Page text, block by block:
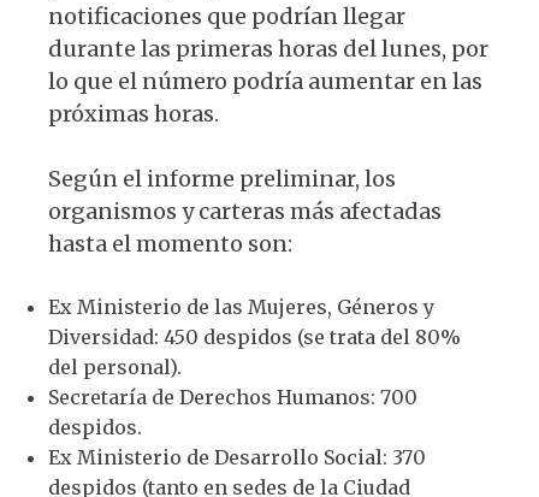
notificaciones que podrían llegar
durante las primeras horas del lunes, por
lo que el número podría aumentar en las
próximas horas.
Según el informe preliminar, los
organismos y carteras más afectadas
hasta el momento son:
Ex Ministerio de las Mujeres, Géneros y
Diversidad: 450 despidos (se trata del 80%
del personal).
Secretaría de Derechos Humanos: 700
despidos.
Ex Ministerio de Desarrollo Social: 370
despidos (tanto en sedes de la Ciudad